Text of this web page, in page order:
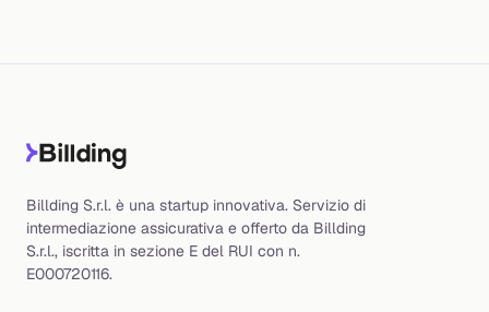
Billding S.r.l. è una startup innovativa. Servizio di
intermediazione assicurativa e offerto da Billding
S.r.l., iscritta in sezione E del RUI con n.
E000720116.